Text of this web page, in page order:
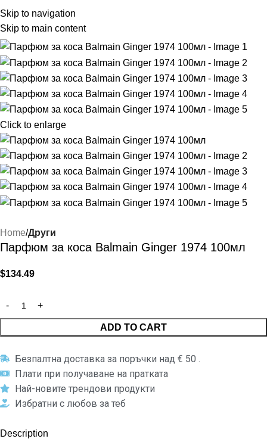
Skip to navigation
Skip to main content
Click to enlarge
Home Други
Парфюм за коса Balmain Ginger 1974 100мл
$134.49
ADD TO CART
Безпалтна доставка за поръчки над € 50 .
Плати при получаване на пратката
Най-новите трендови продукти
Избратни с любов за теб
Description